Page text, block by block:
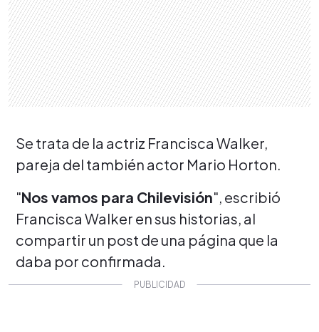
Se trata de la actriz Francisca Walker,
pareja del también actor Mario Horton.
"Nos vamos para Chilevisión", escribió
Francisca Walker en sus historias, al
compartir un post de una página que la
daba por confirmada.